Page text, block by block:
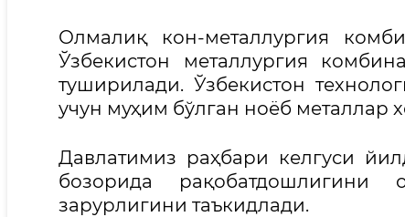
Олмалиқ кон-металлургия
Ўзбекистон металлургия
туширилади. Ўзбекистон
учун муҳим бўлган ноёб металлар
Давлатимиз раҳбари келгуси
бозорида
зарурлигини таъкидлади.